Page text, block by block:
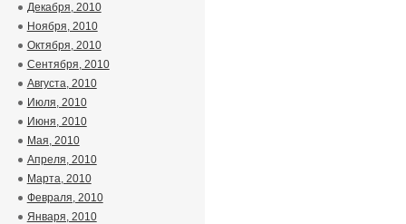
Декабря, 2010
Ноября, 2010
Октября, 2010
Сентября, 2010
Августа, 2010
Июля, 2010
Июня, 2010
Мая, 2010
Апреля, 2010
Марта, 2010
Февраля, 2010
Января, 2010